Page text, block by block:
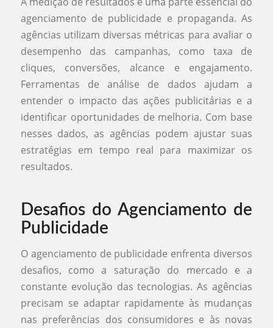
agenciamento de publicidade e propaganda. As
agências utilizam diversas métricas para avaliar o
desempenho das campanhas, como taxa de
cliques, conversões, alcance e engajamento.
Ferramentas de análise de dados ajudam a
entender o impacto das ações publicitárias e a
identificar oportunidades de melhoria. Com base
nesses dados, as agências podem ajustar suas
estratégias em tempo real para maximizar os
resultados.
Desafios do Agenciamento de
Publicidade
O agenciamento de publicidade enfrenta diversos
desafios, como a saturação do mercado e a
constante evolução das tecnologias. As agências
precisam se adaptar rapidamente às mudanças
nas preferências dos consumidores e às novas